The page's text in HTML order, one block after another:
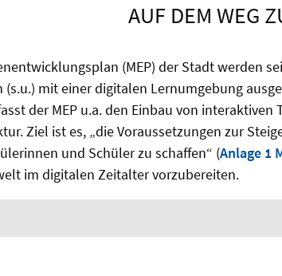
AUF DEM WEG
(MEP) der Stadt werden
mit einer digitalen Lernumgebung
der MEP u.a. den Einbau von interaktiven
Ziel ist es, „die Voraussetzungen zur
und Schüler zu schaffen“ (Anlage 1
im digitalen Zeitalter vorzubereiten.